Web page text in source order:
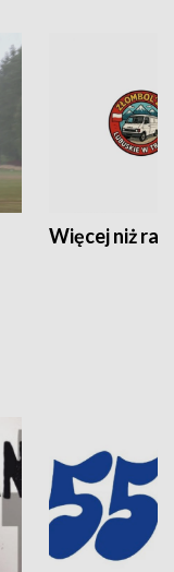
Więcej niż rajd